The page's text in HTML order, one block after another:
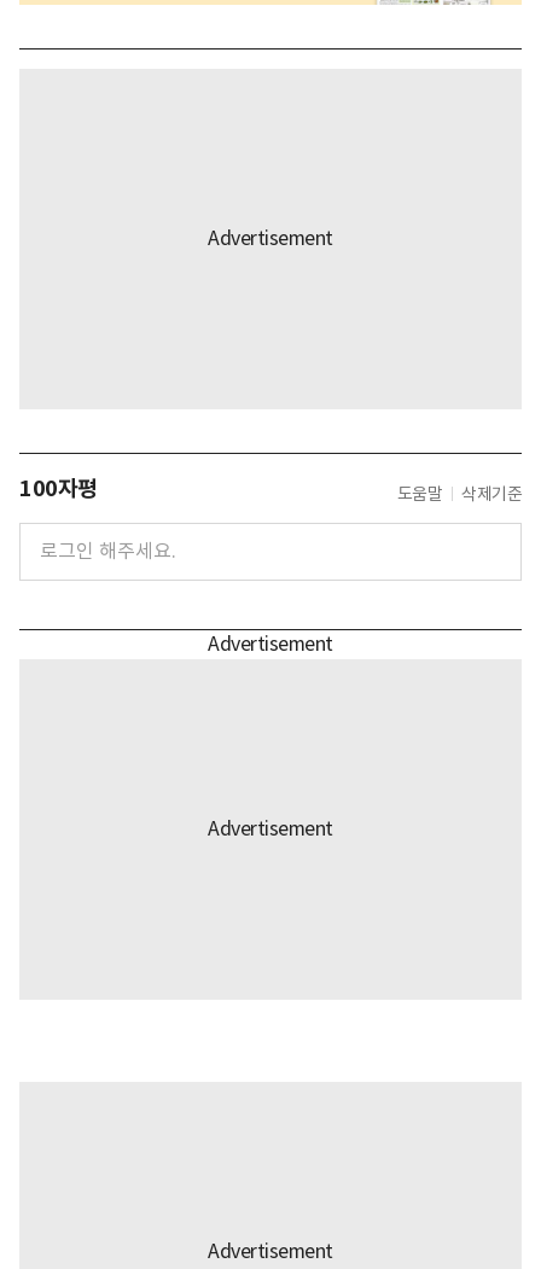
100자평 도움말 삭제기준